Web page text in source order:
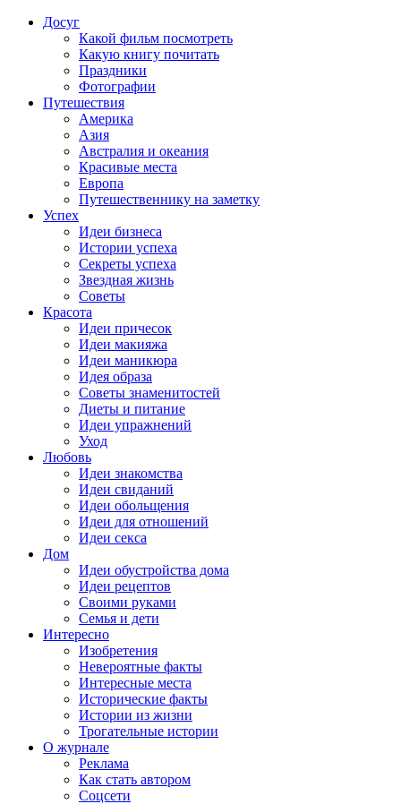
Досуг
Какой фильм посмотреть
Какую книгу почитать
Праздники
Фотографии
Путешествия
Америка
Азия
Австралия и океания
Красивые места
Европа
Путешественнику на заметку
Успех
Идеи бизнеса
Истории успеха
Секреты успеха
Звездная жизнь
Советы
Красота
Идеи причесок
Идеи макияжа
Идеи маникюра
Идея образа
Советы знаменитостей
Диеты и питание
Идеи упражнений
Уход
Любовь
Идеи знакомства
Идеи свиданий
Идеи обольщения
Идеи для отношений
Идеи секса
Дом
Идеи обустройства дома
Идеи рецептов
Своими руками
Семья и дети
Интересно
Изобретения
Невероятные факты
Интересные места
Исторические факты
Истории из жизни
Трогательные истории
О журнале
Реклама
Как стать автором
Соцсети